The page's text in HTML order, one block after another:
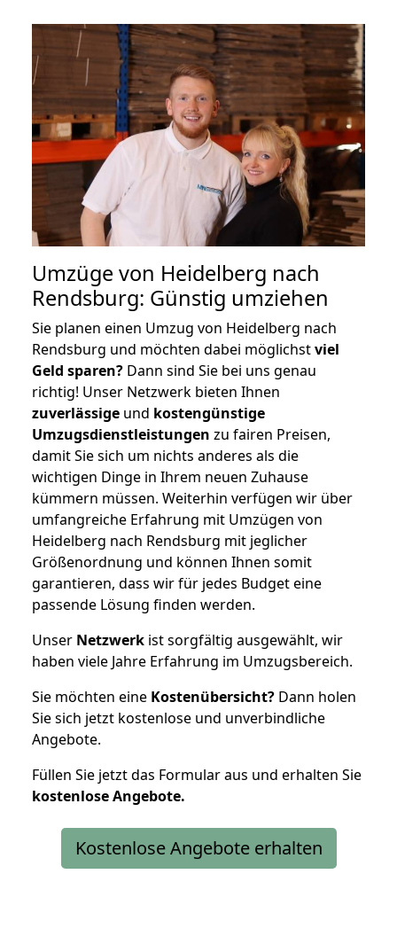
Umzüge von Heidelberg nach
Rendsburg: Günstig umziehen
Sie planen einen Umzug von Heidelberg nach
Rendsburg und möchten dabei möglichstviel
Geld sparen? Dann sind Sie bei uns genau
richtig! Unser Netzwerk bieten Ihnen
zuverlässige und kostengünstige
Umzugsdienstleistungen zu fairen Preisen,
damit Sie sich um nichts anderes als die
wichtigen Dinge in Ihrem neuen Zuhause
kümmern müssen. Weiterhin verfügen wir über
umfangreiche Erfahrung mit Umzügen von
Heidelberg nach Rendsburg mit jeglicher
Größenordnung und können Ihnen somit
garantieren, dass wir für jedes Budget eine
passende Lösung finden werden.
Unser Netzwerk ist sorgfältig ausgewählt, wir
haben viele Jahre Erfahrung im Umzugsbereich.
Sie möchten eine Kostenübersicht? Dann holen
Sie sich jetzt kostenlose und unverbindliche
Angebote.
Füllen Sie jetzt das Formular aus und erhalten Sie
kostenloseAngebote.
Kostenlose Angebote erhalten